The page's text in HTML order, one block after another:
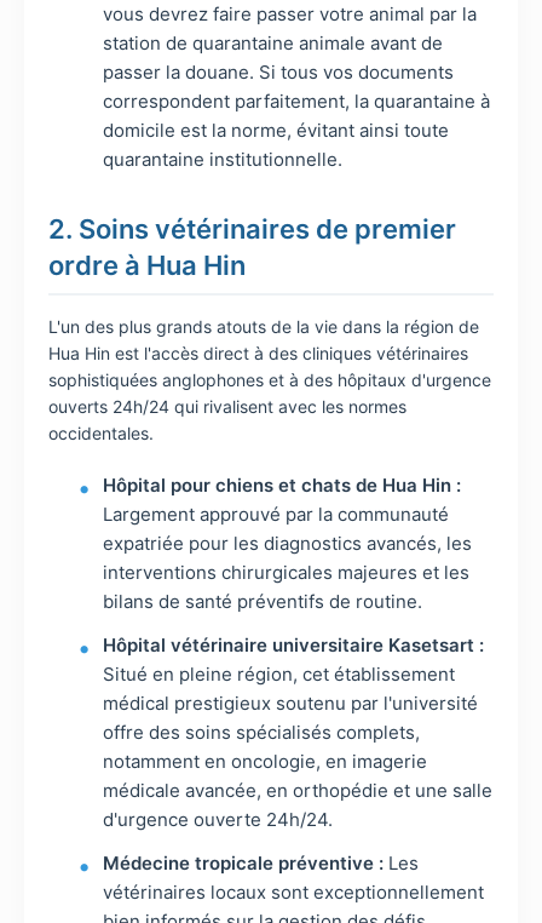
vous devrez faire passer votre animal par la
station de quarantaine animale avant de
passer la douane. Si tous vos documents
correspondent parfaitement, la quarantaine à
domicile est la norme, évitant ainsi toute
quarantaine institutionnelle.
2. Soins vétérinaires de premier
ordre à Hua Hin
L'un des plus grands atouts de la vie dans la région de
Hua Hin est l'accès direct à des cliniques vétérinaires
sophistiquées anglophones et à des hôpitaux d'urgence
ouverts 24h/24 qui rivalisent avec les normes
occidentales.
Hôpital pour chiens et chats de Hua Hin :
Largement approuvé par la communauté
expatriée pour les diagnostics avancés, les
interventions chirurgicales majeures et les
bilans de santé préventifs de routine.
Hôpital vétérinaire universitaire Kasetsart :
Situé en pleine région, cet établissement
médical prestigieux soutenu par l'université
offre des soins spécialisés complets,
notamment en oncologie, en imagerie
médicale avancée, en orthopédie et une salle
d'urgence ouverte 24h/24.
Médecine tropicale préventive : Les
vétérinaires locaux sont exceptionnellement